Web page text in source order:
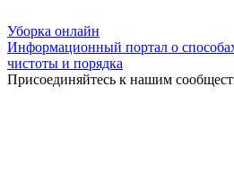
Уборка онлайн
Информационный портал о
чистоты и порядка
Присоединяйтесь к нашим